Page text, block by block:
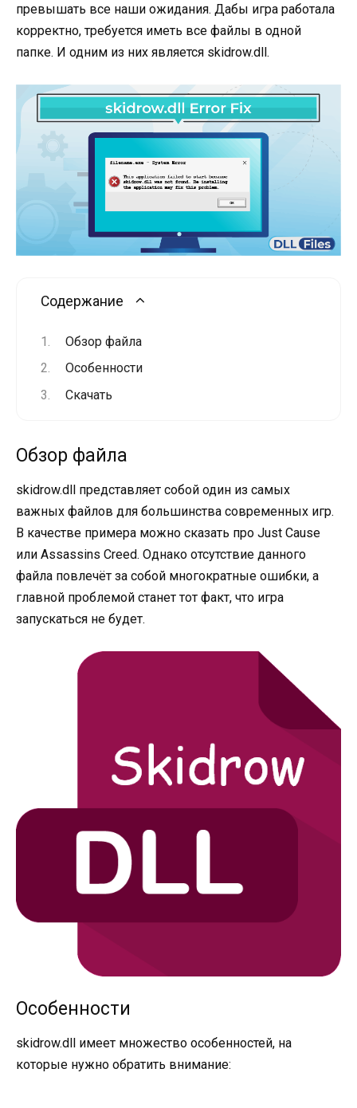
превышать все наши ожидания. Дабы игра работала
корректно, требуется иметь все файлы в одной
папке. И одним из них является skidrow.dll.
Содержание
Обзор файла
Особенности
Скачать
Обзор файла
skidrow.dll представляет собой один из самых
важных файлов для большинства современных игр.
В качестве примера можно сказать про Just Cause
или Assassins Creed. Однако отсутствие данного
файла повлечёт за собой многократные ошибки, а
главной проблемой станет тот факт, что игра
запускаться не будет.
Особенности
skidrow.dll имеет множество особенностей, на
которые нужно обратить внимание: